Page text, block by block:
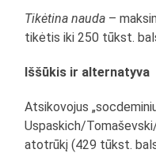
Tikėtina nauda –
tikėtis iki 250 tūkst.
Iššūkis ir alternatyva
Atsikovojus
Uspaskich/
atotrūkį (429 tūkst.